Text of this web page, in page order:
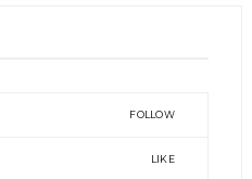
FOLLOW
LIKE